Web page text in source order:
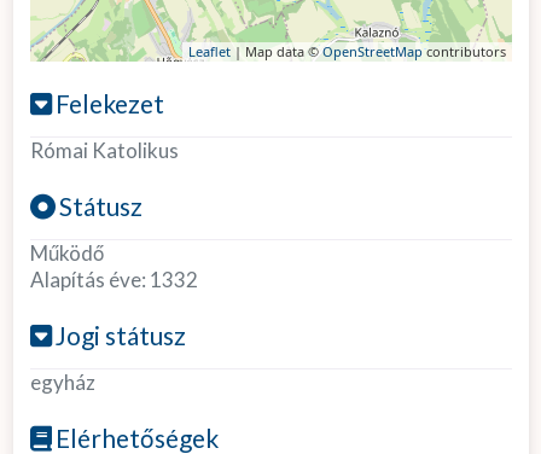
Leaflet| Map data ©OpenStreetMapcontributors
Felekezet
Római Katolikus
Státusz
Működő
Alapítás éve: 1332
Jogi státusz
egyház
Elérhetőségek